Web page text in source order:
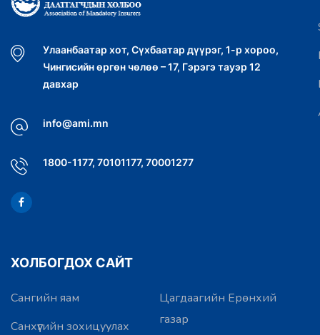
Улаанбаатар хот, Сүхбаатар дүүрэг, 1-р хороо,
Чингисийн өргөн чөлөө – 17, Гэрэгэ тауэр 12
давхар
info@ami.mn
1800-1177, 70101177, 70001277
ХОЛБОГДОХ САЙТ
Сангийн яам
Санхүүгийн зохицуулах
Цагдаагийн Ерөнхий
газар